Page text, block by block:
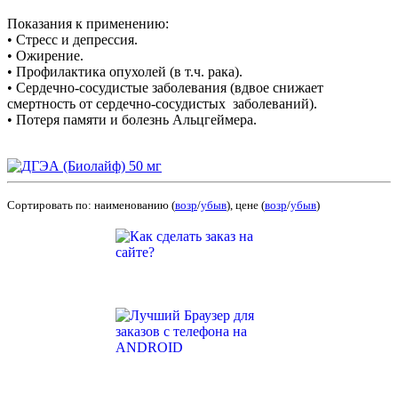
Показания к применению:
• Стресс и депрессия.
• Ожирение.
• Профилактика опухолей (в т.ч. рака).
• Сердечно-сосудистые заболевания (вдвое снижает
смертность от сердечно-сосудистых заболеваний).
• Потеря памяти и болезнь Альцгеймера.
Сортировать по: наименованию (возр/убыв), цене (возр/убыв)